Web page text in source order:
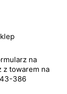
na
z towarem na
43-386